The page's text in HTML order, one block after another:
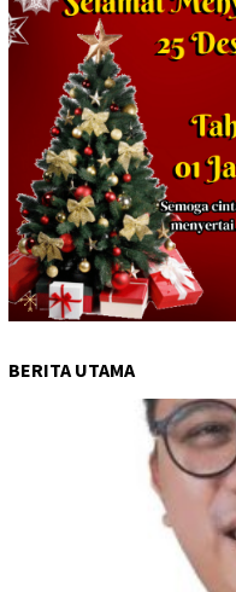
BERITA UTAMA